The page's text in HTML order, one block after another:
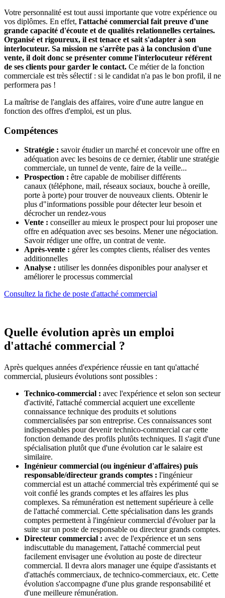
Votre personnalité est tout aussi importante que votre expérience ou
vos diplômes. En effet, l'attaché commercial fait preuve d'une
grande capacité d'écoute et de qualités relationnelles certaines.
Organisé et rigoureux, il est tenace et sait s'adapter à son
interlocuteur. Sa mission ne s'arrête pas à la conclusion d'une
vente, il doit donc se présenter comme l'interlocuteur référent
de ses clients pour garder le contact. Ce métier de la fonction
commerciale est très sélectif : si le candidat n'a pas le bon profil, il ne
performera pas !
La maîtrise de l'anglais des affaires, voire d'une autre langue en
fonction des offres d'emploi, est un plus.
Compétences
Stratégie : savoir étudier un marché et concevoir une offre en
adéquation avec les besoins de ce dernier, établir une stratégie
commerciale, un tunnel de vente, faire de la veille...
Prospection : être capable de mobiliser différents
canaux (téléphone, mail, réseaux sociaux, bouche à oreille,
porte à porte) pour trouver de nouveaux clients. Obtenir le
plus d"informations possible pour détecter leur besoin et
décrocher un rendez-vous
Vente : conseiller au mieux le prospect pour lui proposer une
offre en adéquation avec ses besoins. Mener une négociation.
Savoir rédiger une offre, un contrat de vente.
Après-vente : gérer les comptes clients, réaliser des ventes
additionnelles
Analyse : utiliser les données disponibles pour analyser et
améliorer le processus commercial
Consultez la fiche de poste d'attaché commercial
Quelle évolution après un emploi
d'attaché commercial ?
Après quelques années d'expérience réussie en tant qu'attaché
commercial, plusieurs évolutions sont possibles :
Technico-commercial : avec l'expérience et selon son secteur
d'activité, l'attaché commercial acquiert une excellente
connaissance technique des produits et solutions
commercialisées par son entreprise. Ces connaissances sont
indispensables pour devenir technico-commercial car cette
fonction demande des profils plutôts techniques. Il s'agit d'une
spécialisation plutôt que d'une évolution car le salaire est
similaire.
Ingénieur commercial (ou ingénieur d'affaires) puis
responsable/directeur grands comptes : l'ingénieur
commercial est un attaché commercial très expérimenté qui se
voit confié les grands comptes et les affaires les plus
complexes. Sa rémunération est nettement supérieure à celle
de l'attaché commercial. Cette spécialisation dans les grands
comptes permettent à l'ingénieur commercial d'évoluer par la
suite sur un poste de responsable ou directeur grands comptes.
Directeur commercial : avec de l'expérience et un sens
indiscuttable du management, l'attaché commercial peut
facilement envisager une évolution au poste de directeur
commercial. Il devra alors manager une équipe d'assistants et
d'attachés commerciaux, de technico-commerciaux, etc. Cette
évolution s'accompagne d'une plus grande responsabilité et
d'une meilleure rémunération.